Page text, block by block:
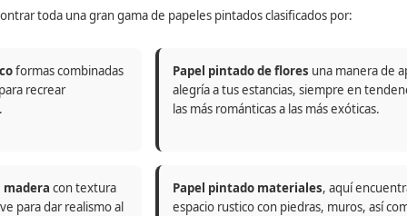
toda una gran gama de papeles pintados clasificados por:
formas combinadas
recrear
Papel pintado de flores una manera de
alegría a tus estancias, siempre en
las más románticas a las más exóticas.
con textura
para dar realismo al
Papel pintado materiales, aquí
espacio rustico con piedras, muros, así